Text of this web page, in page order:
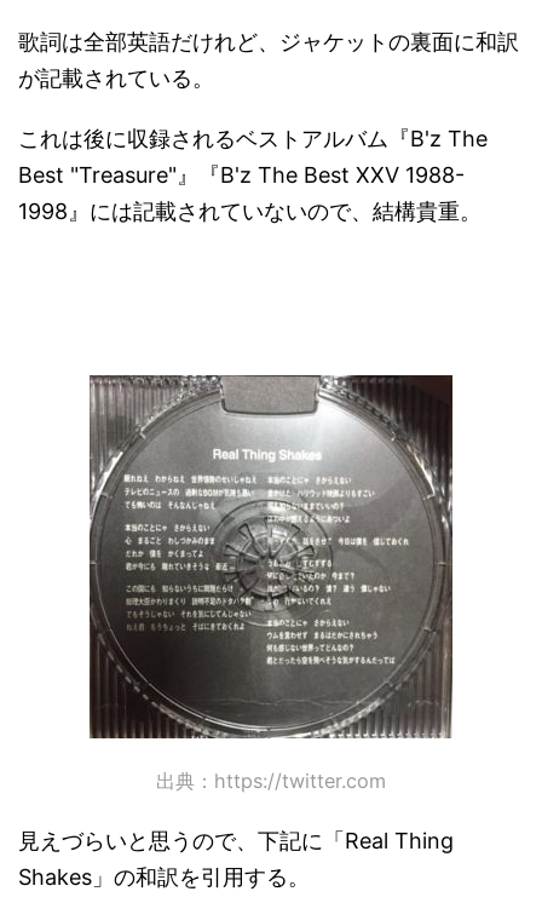
歌詞は全部英語だけれど、ジャケットの裏面に和訳
が記載されている。
これは後に収録されるベストアルバム『B'z The
Best "Treasure"』『B'z The Best XXV 1988-
1998』には記載されていないので、結構貴重。
出典：https://twitter.com
見えづらいと思うので、下記に「Real Thing
Shakes」の和訳を引用する。